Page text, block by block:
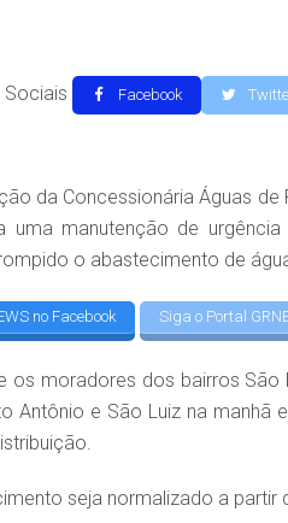
Sociais Facebook
da Concessionária Águas
uma manutenção de
o abastecimento de
no Facebook Siga o Portal
os moradores dos bairros
Antônio e São Luiz na
seja normalizado a partir